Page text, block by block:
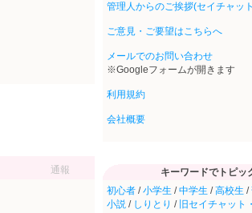
通報
管理人からのご挨拶(セイチャッ
ご意見・ご要望はこちらへ
メールでのお問い合わせ
※Googleフォームが開きます
利用規約
会社概要
キーワードでトピッ
初心者 /小学生 /中学生 /高校生 /
小説 / しりとり / 旧セイチャット